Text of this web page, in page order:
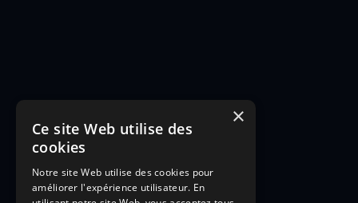
×
Ce site Web utilise des
cookies
Notre site Web utilise des cookies pour
améliorer l'expérience utilisateur. En